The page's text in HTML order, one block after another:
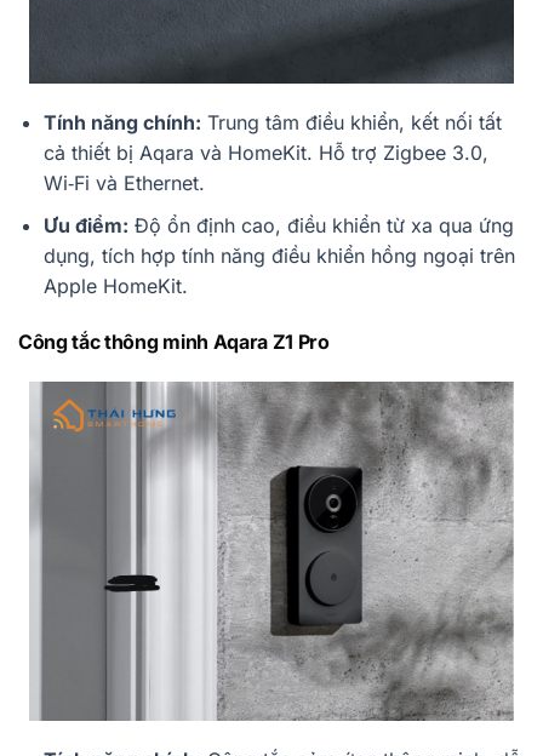
Tính năng chính: Trung tâm điều khiển, kết nối tất
cả thiết bị Aqara và HomeKit. Hỗ trợ Zigbee 3.0,
Wi‑Fi và Ethernet.
Ưu điểm: Độ ổn định cao, điều khiển từ xa qua ứng
dụng, tích hợp tính năng điều khiển hồng ngoại trên
Apple HomeKit.
Công tắc thông minh Aqara Z1 Pro